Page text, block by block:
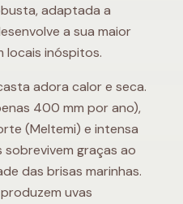
adaptada a
a sua maior
locais inóspitos.
adora calor e seca.
400 mm por ano),
(Meltemi) e intensa
sobrevivem graças ao
das brisas marinhas.
uvas